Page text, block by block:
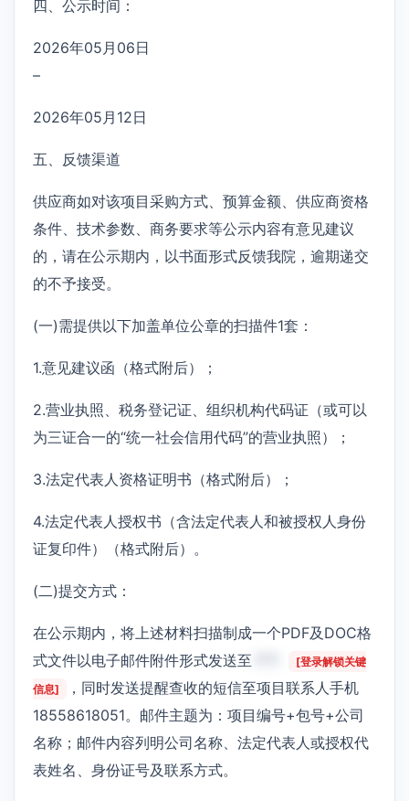
四、公示时间：
2026年05月06日
–
2026年05月12日
五、反馈渠道
供应商如对该项目采购方式、预算金额、供应商资格
条件、技术参数、商务要求等公示内容有意见建议
的，请在公示期内，以书面形式反馈我院，逾期递交
的不予接受。
(一)需提供以下加盖单位公章的扫描件1套：
1.意见建议函（格式附后）；
2.营业执照、税务登记证、组织机构代码证（或可以
为三证合一的“统一社会信用代码”的营业执照）；
3.法定代表人资格证明书（格式附后）；
4.法定代表人授权书（含法定代表人和被授权人身份
证复印件）（格式附后）。
(二)提交方式：
在公示期内，将上述材料扫描制成一个PDF及DOC格
式文件以电子邮件附件形式发送至
[登录解锁关键
信息]
，同时发送提醒查收的短信至项目联系人手机
18558618051。邮件主题为：项目编号+包号+公司
名称；邮件内容列明公司名称、法定代表人或授权代
表姓名、身份证号及联系方式。